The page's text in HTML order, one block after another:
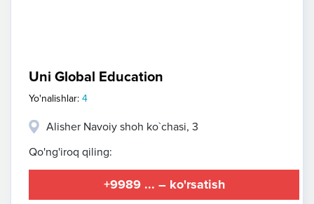
Uni Global Education
Yo'nalishlar: 4
Alisher Navoiy shoh ko`chasi, 3
Qo'ng'iroq qiling:
+9989 ... – ko'rsatish